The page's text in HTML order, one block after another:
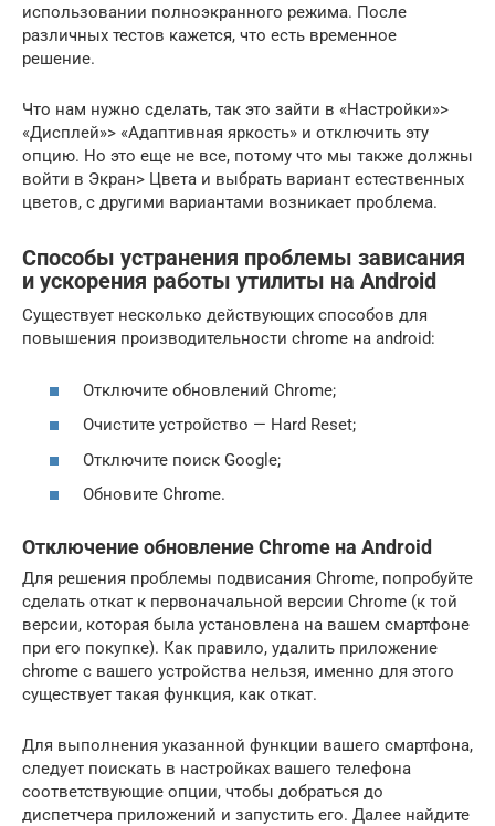
использовании полноэкранного режима. После
различных тестов кажется, что есть временное
решение.
Что нам нужно сделать, так это зайти в «Настройки»>
«Дисплей»> «Адаптивная яркость» и отключить эту
опцию. Но это еще не все, потому что мы также должны
войти в Экран> Цвета и выбрать вариант естественных
цветов, с другими вариантами возникает проблема.
Способы устранения проблемы зависания
и ускорения работы утилиты на Аndroid
Существует несколько действующих способов для
повышения производительности chrome на android:
Отключите обновлений Сhrome;
Очистите устройство — Hard Reset;
Отключите поиск Google;
Обновите Chrome.
Отключение обновление Сhrome на Аndroid
Для решения проблемы подвисания Chrome, попробуйте
сделать откат к первоначальной версии Chrome (к той
версии, которая была установлена на вашем смартфоне
при его покупке). Как правило, удалить приложение
chrome с вашего устройства нельзя, именно для этого
существует такая функция, как откат.
Для выполнения указанной функции вашего смартфона,
следует поискать в настройках вашего телефона
соответствующие опции, чтобы добраться до
диспетчера приложений и запустить его. Далее найдите